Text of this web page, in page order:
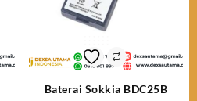
Baterai Sokkia BDC25B